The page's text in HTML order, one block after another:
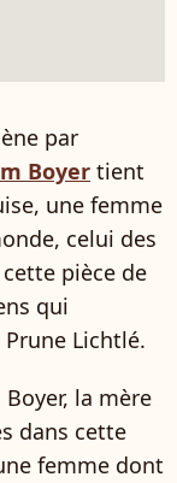
par
Boyer tient
une femme
celui des
pièce de
qui
Lichtlé.
la mère
dans cette
femme dont